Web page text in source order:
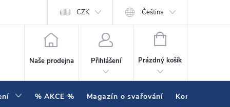
Hodnocení obchodu
CZK Čeština
Naše prodejna Přihlášení
NÁKUPNÍ KOŠÍK
Prázdný košík
% AKCE % Magazín o svařování Kontakty